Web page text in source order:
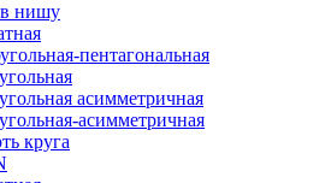
нишу
пентагональная
асимметричная
асимметричная
круга